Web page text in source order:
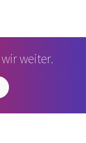
weiter.